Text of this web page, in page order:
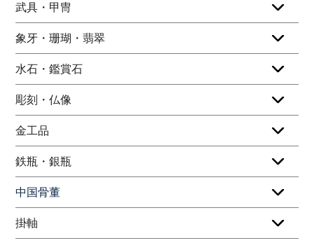
武具・甲冑
象牙・珊瑚・翡翠
水石・鑑賞石
彫刻・仏像
金工品
鉄瓶・銀瓶
中国骨董
掛軸